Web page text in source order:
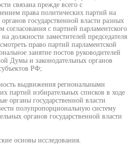
связана прежде всего с
права политических партий на
государственной власти разных
согласования с партией парламентского
должности заместителей председателя
право партий парламентской
занятие постов руководителей
Думы и законодательных органов
РФ;
выдвижения региональными
партий избирательных списков в ходе
органы государственной власти
полупропорциональную систему
органов государственной власти
основы исследования.